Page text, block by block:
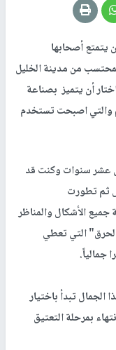
يتمتع أصحابها
من مدينة الخليل
أن يتميز بصناعة
والتي اصبحت تستخدم
عشر سنوات وكنت قد
ثم تطورت
الأشكال والمناظر
التي تعطي
جمالياً.
تبدأ باختيار
بمرحلة التعتيق